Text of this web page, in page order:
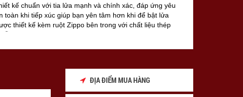
kế chuẩn với tia lửa mạnh và chính xác, đáp ứng yêu
toàn khi tiếp xúc giúp bạn yên tâm hơn khi để bật lửa
thiết kế kèm ruột Zippo bên trong với chất liệu thép
chí bạn có thể để trước quạt máy ngọn lửa Zippo vẫn
ĐỊA ĐIỂM MUA HÀNG